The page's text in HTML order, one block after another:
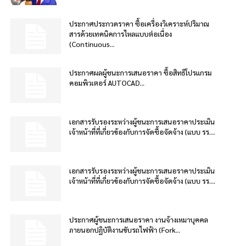
ประกาศประกวดราคา ซื้อเครื่องวิเคราะห์ปริมาณ
สารด้วยเทคนิคการไหลแบบต่อเนื่อง
(Continuous...
ประกาศผลผู้ชนะการเสนอราคา ซื้อสิทธิโปรแกรม
คอมพิวเตอร์ AUTOCAD...
เอกสารรับรองระหว่างผู้ชนะการเสนอราคาประเมิน
เจ้าหน้าที่ที่เกี่ยวข้องกับการจัดซื้อจัดจ้าง (แบบ รร....
เอกสารรับรองระหว่างผู้ชนะการเสนอราคาประเมิน
เจ้าหน้าที่ที่เกี่ยวข้องกับการจัดซื้อจัดจ้าง (แบบ รร....
ประกาศผู้ชนะการเสนอราคา งานจ้างเหมาบุคคล
ภายนอกปฏิบัติงานขับรถไฟฟ้า (Fork...